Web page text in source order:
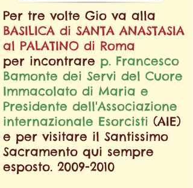
Per tre volte Gio va alla
BASILICA di SANTA ANASTASIA
al PALATINO di Roma
per incontrare p. Francesco
Bamonte dei Servi del Cuore
Immacolato di Maria e
Presidente dell'Associazione
internazionale Esorcisti (AIE)
e per visitare il Santissimo
Sacramento qui sempre
esposto. 2009-2010